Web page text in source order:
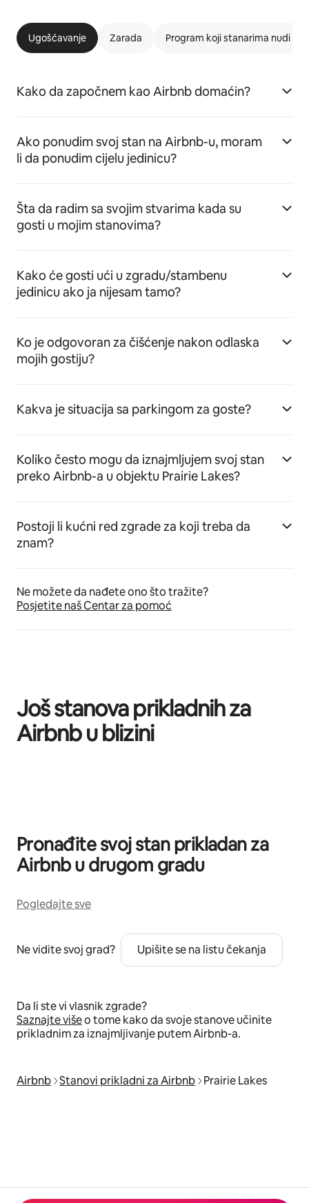
Ugošćavanje Zarada Program koji stanarima nudi
Kako da započnem kao Airbnb domaćin?
Ako ponudim svoj stan na Airbnb-u, moram
li da ponudim cijelu jedinicu?
Šta da radim sa svojim stvarima kada su
gosti u mojim stanovima?
Kako će gosti ući u zgradu/stambenu
jedinicu ako ja nijesam tamo?
Ko je odgovoran za čišćenje nakon odlaska
mojih gostiju?
Kakva je situacija sa parkingom za goste?
Koliko često mogu da iznajmljujem svoj stan
preko Airbnb-a u objektu Prairie Lakes?
Postoji li kućni red zgrade za koji treba da
znam?
Ne možete da nađete ono što tražite?
Posjetite naš Centar za pomoć
Još stanova prikladnih za
Airbnb u blizini
Pronađite svoj stan prikladan za
Airbnb u drugom gradu
Pogledajte sve
Ne vidite svoj grad? Upišite se na listu čekanja
Da li ste vi vlasnik zgrade?
Saznajte višeo tome kako da svoje stanove učinite
prikladnim za iznajmljivanje putem Airbnb-a.
Airbnb Stanovi prikladni za Airbnb Prairie Lakes